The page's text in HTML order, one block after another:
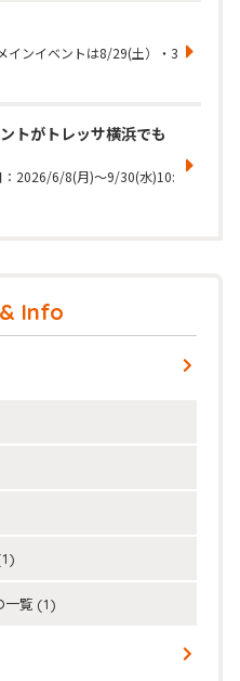
インイベントは8/29(土）・3
トがトレッサ横浜でも
：2026/6/8(月)～9/30(水)10:
Info
一覧 (1)